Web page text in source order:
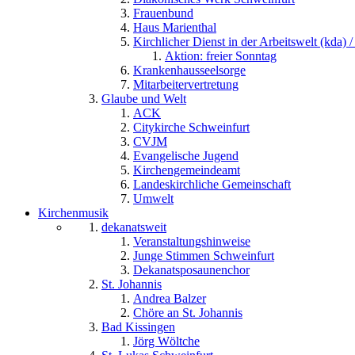
Frauenbund
Haus Marienthal
Kirchlicher Dienst in der Arbeitswelt (kda) /
Aktion: freier Sonntag
Krankenhausseelsorge
Mitarbeitervertretung
Glaube und Welt
ACK
Citykirche Schweinfurt
CVJM
Evangelische Jugend
Kirchengemeindeamt
Landeskirchliche Gemeinschaft
Umwelt
Kirchenmusik
dekanatsweit
Veranstaltungshinweise
Junge Stimmen Schweinfurt
Dekanatsposaunenchor
St. Johannis
Andrea Balzer
Chöre an St. Johannis
Bad Kissingen
Jörg Wöltche